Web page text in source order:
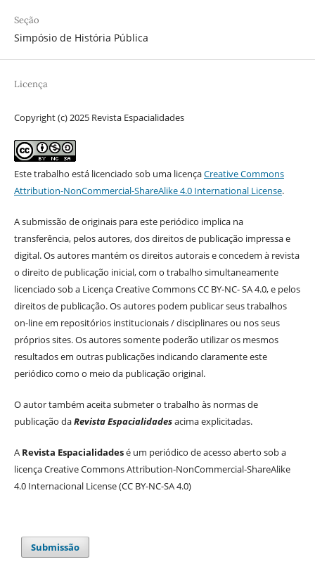
Seção
Simpósio de História Pública
Licença
Copyright (c) 2025 Revista Espacialidades
Este trabalho está licenciado sob uma licençaCreative Commons
Attribution-NonCommercial-ShareAlike 4.0 International License.
A submissão de originais para este periódico implica na
transferência, pelos autores, dos direitos de publicação impressa e
digital. Os autores mantém os direitos autorais e concedem à revista
o direito de publicação inicial, com o trabalho simultaneamente
licenciado sob a Licença Creative Commons CC BY-NC- SA 4.0, e pelos
direitos de publicação. Os autores podem publicar seus trabalhos
on-line em repositórios institucionais / disciplinares ou nos seus
próprios sites. Os autores somente poderão utilizar os mesmos
resultados em outras publicações indicando claramente este
periódico como o meio da publicação original.
O autor também aceita submeter o trabalho às normas de
publicação daRevista Espacialidadesacima explicitadas.
A Revista Espacialidadesé um periódico de acesso aberto sob a
licença Creative Commons Attribution-NonCommercial-ShareAlike
4.0 Internacional License (CC BY-NC-SA 4.0)
Submissão